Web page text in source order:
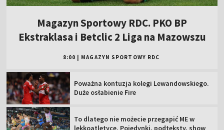
Magazyn Sportowy RDC. PKO BP
Ekstraklasa i Betclic 2 Liga na Mazowszu
8:00 | MAGAZYN SPORTOWY RDC
Poważna kontuzja kolegi Lewandowskiego.
Duże osłabienie Fire
To dlatego nie możecie przegapić ME w
lekkoatletyce. Pojedynki, podteksty, show